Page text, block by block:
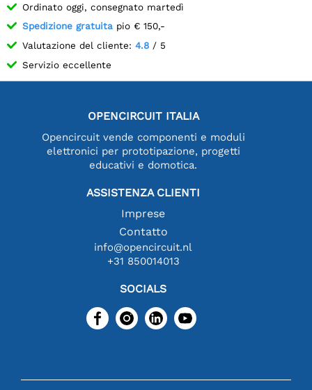
Ordinato oggi, consegnato martedì
Spedizione gratuita pio € 150,-
Valutazione del cliente: 4.8 / 5
Servizio eccellente
OPENCIRCUIT ITALIA
Opencircuit vende componenti e moduli
elettronici per prototipazione, progetti
educativi e domotica.
ASSISTENZA CLIENTI
Imprese
Contatto
info@opencircuit.nl
+31 850014013
SOCIALS